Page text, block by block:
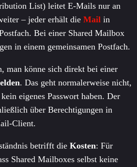
List) leitet E-Mails nur an
– jeder erhält die Mail in
Bei einer Shared Mailbox
in einem gemeinsamen Postfach.
man könne sich direkt bei einer
. Das geht normalerweise nicht,
eigenes Passwort haben. Der
über Berechtigungen in
Client.
betrifft die Kosten: Für
Shared Mailboxes selbst keine